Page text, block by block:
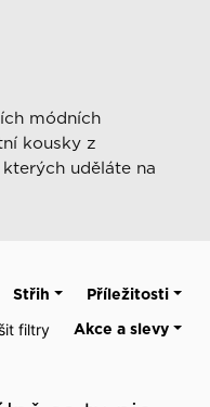
módních
kousky z
uděláte na
Příležitosti
Střih
Akce a slevy
filtry